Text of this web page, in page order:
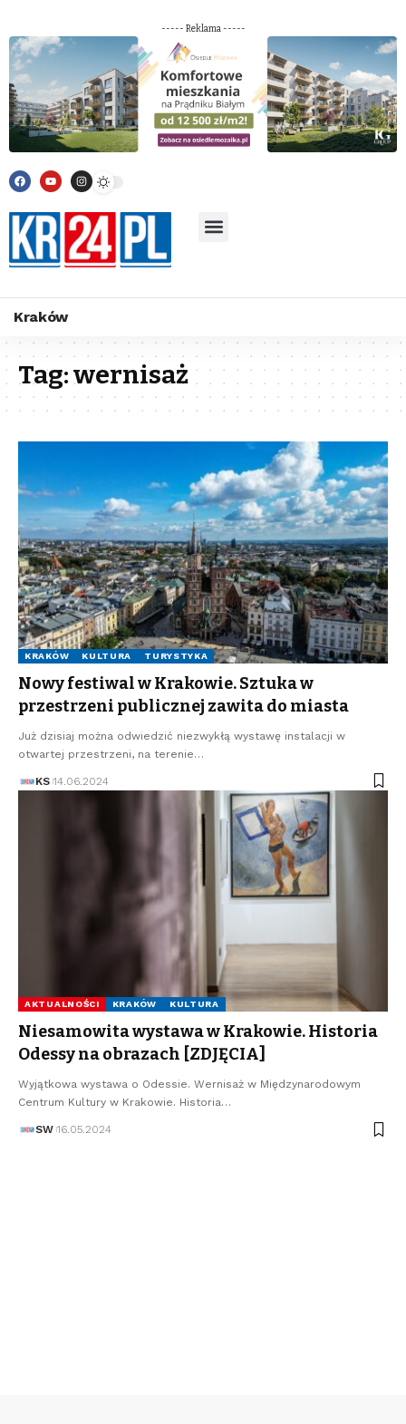
----- Reklama -----
Kraków
Tag:wernisaż
KRAKÓW KULTURA TURYSTYKA
Nowy festiwal w Krakowie. Sztuka w
przestrzeni publicznej zawita do miasta
Już dzisiaj można odwiedzić niezwykłą wystawę instalacji w
otwartej przestrzeni, na terenie…
KS 14.06.2024
AKTUALNOŚCI KRAKÓW KULTURA
Niesamowita wystawa w Krakowie. Historia
Odessy na obrazach [ZDJĘCIA]
Wyjątkowa wystawa o Odessie. Wernisaż w Międzynarodowym
Centrum Kultury w Krakowie. Historia…
SW 16.05.2024